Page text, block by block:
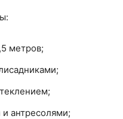
метров;
антресолями;